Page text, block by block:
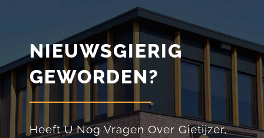
NIEUWSGIERIG
GEWORDEN?
Heeft U Nog Vragen Over Gietijzer,